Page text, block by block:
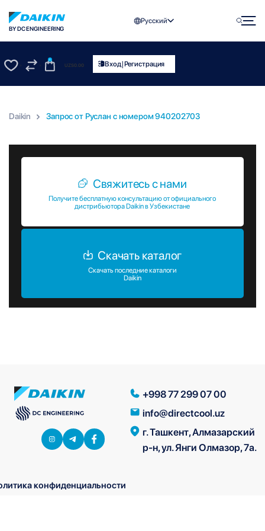
BY DC ENGINEERING
Русский
0
UZS0.00 Вход|Регистрация
Daikin Запрос от Руслан c номером 940202703
Свяжитесь с нами
Получите бесплатную консультацию от официального
дистрибьютора Daikin в Узбекистане
Скачать каталог
Скачать последние каталоги
Daikin
+998 77 299 07 00
info@directcool.uz
г. Ташкент, Алмазарский
р-н, ул. Янги Олмазор, 7а.
конфиденциальности